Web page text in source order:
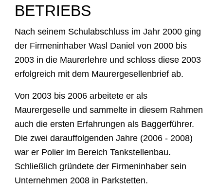
BETRIEBS
Nach seinem Schulabschluss im Jahr 2000 ging
der Firmeninhaber Wasl Daniel von 2000 bis
2003 in die Maurerlehre und schloss diese 2003
erfolgreich mit dem Maurergesellenbrief ab.
Von 2003 bis 2006 arbeitete er als
Maurergeselle und sammelte in diesem Rahmen
auch die ersten Erfahrungen als Baggerführer.
Die zwei darauffolgenden Jahre (2006 - 2008)
war er Polier im Bereich Tankstellenbau.
Schließlich gründete der Firmeninhaber sein
Unternehmen 2008 in Parkstetten.